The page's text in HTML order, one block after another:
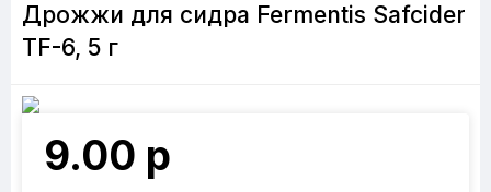
Дрожжи для сидра Fermentis Safcider
TF-6, 5 г
9.00 р